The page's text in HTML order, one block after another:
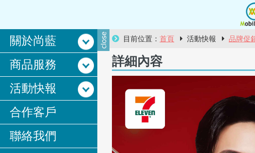
關於尚藍
商品服務
活動快報
合作客戶
聯絡我們
目前位置： 首頁 活動快報 品牌促
詳細內容